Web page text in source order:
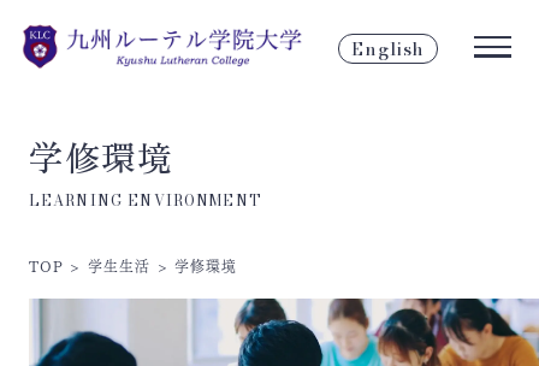
English
学修環境
LEARNING ENVIRONMENT
TOP > 学生生活 > 学修環境